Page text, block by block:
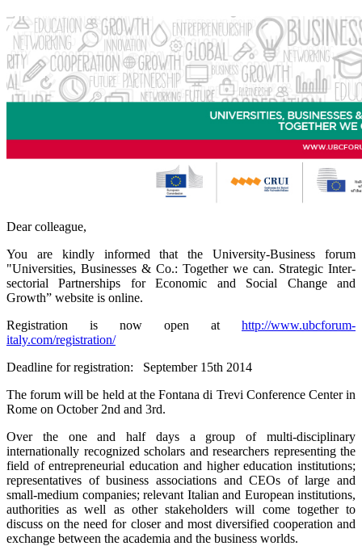
Dear colleague,
You are kindly informed that the University-Business forum
"Universities, Businesses & Co.: Together we can. Strategic Inter-
sectorial Partnerships for Economic and Social Change and
Growth” website is online.
Registration is now open at http://www.ubcforum-
italy.com/registration/
Deadline for registration: September 15th 2014
The forum will be held at the Fontana di Trevi Conference Center in
Rome on October 2nd and 3rd.
Over the one and half days a group of multi-disciplinary
internationally recognized scholars and researchers representing the
field of entrepreneurial education and higher education institutions;
representatives of business associations and CEOs of large and
small-medium companies; relevant Italian and European institutions,
authorities as well as other stakeholders will come together to
discuss on the need for closer and most diversified cooperation and
exchange between the academia and the business worlds.